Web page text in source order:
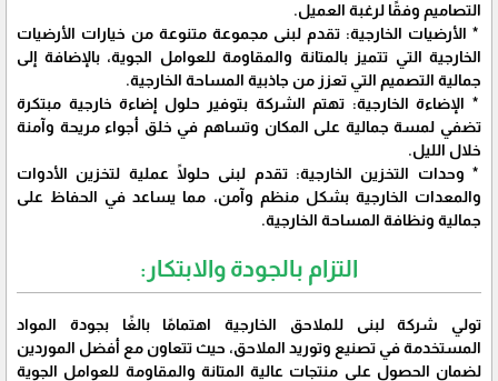
التصاميم وفقًا لرغبة العميل.
* الأرضيات الخارجية: تقدم لبنى مجموعة متنوعة من خيارات الأرضيات
الخارجية التي تتميز بالمتانة والمقاومة للعوامل الجوية، بالإضافة إلى
جمالية التصميم التي تعزز من جاذبية المساحة الخارجية.
* الإضاءة الخارجية: تهتم الشركة بتوفير حلول إضاءة خارجية مبتكرة
تضفي لمسة جمالية على المكان وتساهم في خلق أجواء مريحة وآمنة
خلال الليل.
* وحدات التخزين الخارجية: تقدم لبنى حلولًا عملية لتخزين الأدوات
والمعدات الخارجية بشكل منظم وآمن، مما يساعد في الحفاظ على
جمالية ونظافة المساحة الخارجية.
التزام بالجودة والابتكار:
تولي شركة لبنى للملاحق الخارجية اهتمامًا بالغًا بجودة المواد
المستخدمة في تصنيع وتوريد الملاحق، حيث تتعاون مع أفضل الموردين
لضمان الحصول على منتجات عالية المتانة والمقاومة للعوامل الجوية